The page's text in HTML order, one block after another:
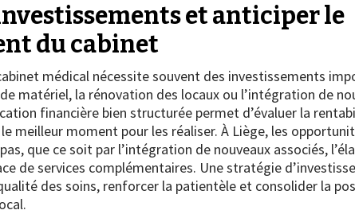
et anticiper le
du cabinet
médical nécessite souvent des investissements
matériel, la rénovation des locaux ou l’intégration de
financière bien structurée permet d’évaluer la
meilleur moment pour les réaliser. À Liège, les
que ce soit par l’intégration de nouveaux associés,
de services complémentaires. Une stratégie
des soins, renforcer la patientèle et consolider la